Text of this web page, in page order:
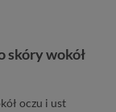
skóry wokół
oczu i ust